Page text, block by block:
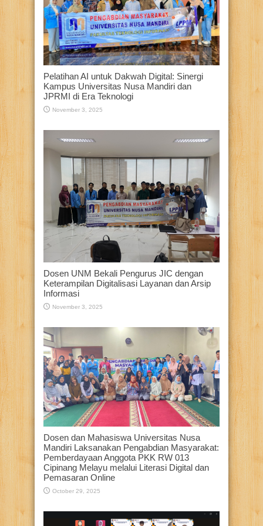
Pelatihan AI untuk Dakwah Digital: Sinergi
Kampus Universitas Nusa Mandiri dan
JPRMI di Era Teknologi
November 3, 2025
Dosen UNM Bekali Pengurus JIC dengan
Keterampilan Digitalisasi Layanan dan Arsip
Informasi
November 3, 2025
Dosen dan Mahasiswa Universitas Nusa
Mandiri Laksanakan Pengabdian Masyarakat:
Pemberdayaan Anggota PKK RW 013
Cipinang Melayu melalui Literasi Digital dan
Pemasaran Online
October 29, 2025